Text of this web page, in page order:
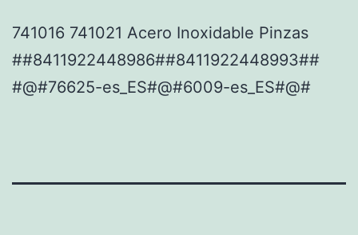
741016 741021 Acero Inoxidable Pinzas
##8411922448986##8411922448993##
#@#76625-es_ES#@#6009-es_ES#@#